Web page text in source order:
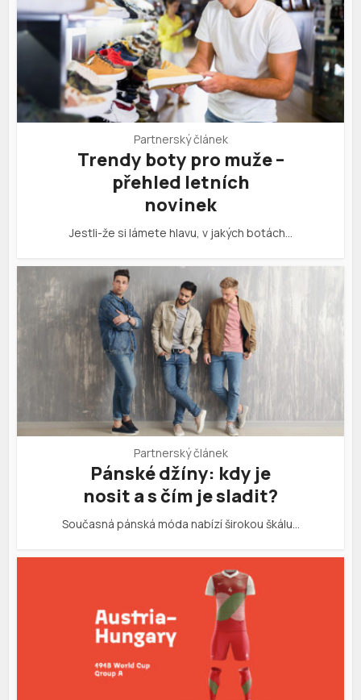
Partnerský článek
Trendy boty pro muže –
přehled letních
novinek
Jestli-že si lámete hlavu, v jakých botách…
Partnerský článek
Pánské džíny: kdy je
nosit a s čím je sladit?
Současná pánská móda nabízí širokou škálu…